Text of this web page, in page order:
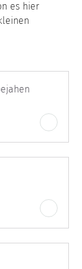
es hier